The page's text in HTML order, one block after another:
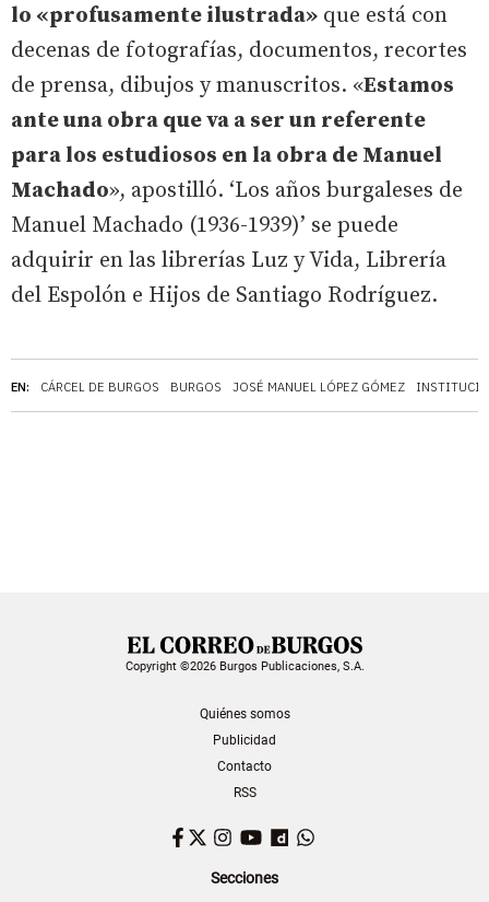
EN: CÁRCEL DE BURGOS BURGOS JOSÉ MANUEL LÓPEZ GÓMEZ
lo «profusamente ilustrada» que está con
decenas de fotografías, documentos, recortes
de prensa, dibujos y manuscritos. «Estamos
ante una obra que va a ser un referente
para los estudiosos en la obra de Manuel
Machado», apostilló. ‘Los años burgaleses de
Manuel Machado (1936-1939)’ se puede
adquirir en las librerías Luz y Vida, Librería
del Espolón e Hijos de Santiago Rodríguez.
Copyright ©2026 Burgos Publicaciones, S.A.
Quiénes somos
Publicidad
Contacto
RSS
Facebook
TwitterInstagram
YouTubeDailymotion
Secciones